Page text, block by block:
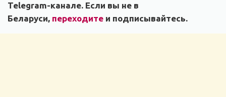
Telegram-канале. Если вы не в
Беларуси, переходите и подписывайтесь.